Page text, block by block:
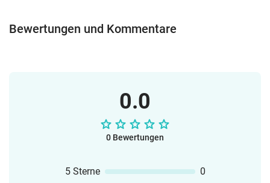
Bewertungen und Kommentare
0.0
0 Bewertungen
5 Sterne
0